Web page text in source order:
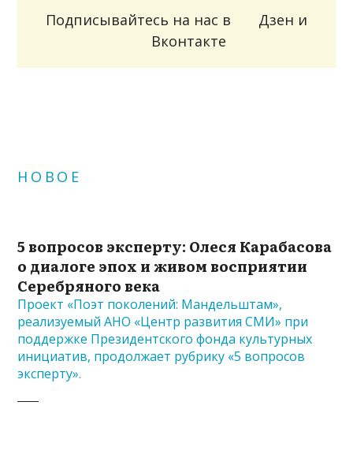
Подписывайтесь на нас в Дзен и
Вконтакте
НОВОЕ
5 вопросов эксперту: Олеся Карабасова
о диалоге эпох и живом восприятии
Серебряного века
Проект «Поэт поколений: Мандельштам»,
реализуемый АНО «Центр развития СМИ» при
поддержке Президентского фонда культурных
инициатив, продолжает рубрику «5 вопросов
эксперту».